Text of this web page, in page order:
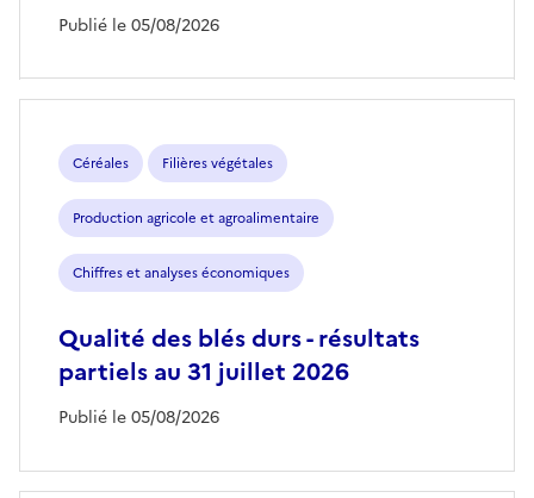
Publié le 05/08/2026
Céréales Filières végétales
Production agricole et agroalimentaire
Chiffres et analyses économiques
Qualité des blés durs - résultats
partiels au 31 juillet 2026
Publié le 05/08/2026